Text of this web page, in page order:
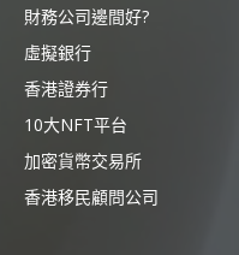
財務公司邊間好?
虛擬銀行
香港證券行
10大NFT平台
加密貨幣交易所
香港移民顧問公司